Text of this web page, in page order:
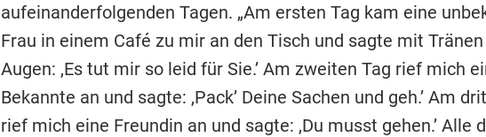
aufeinanderfolgenden Tagen. „Am ersten Tag kam eine
Frau in einem Café zu mir an den Tisch und sagte mit
Augen: ,Es tut mir so leid für Sie.’ Am zweiten Tag rief mich
Bekannte an und sagte: ,Pack’ Deine Sachen und geh.’ Am
rief mich eine Freundin an und sagte: ,Du musst gehen.’ Alle